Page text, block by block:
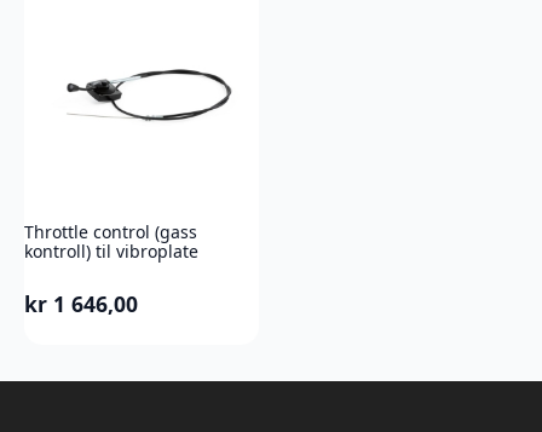
Throttle control (gass
kontroll) til vibroplate
kr 1 646,00